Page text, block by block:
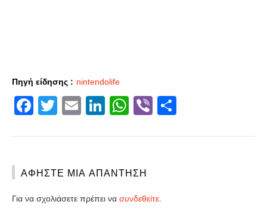
Πηγή είδησης : nintendolife
Facebook
Twitter
EmailLinkedIn
WhatsApp
Viber
ΑΦΉΣΤΕ ΜΙΑ ΑΠΆΝΤΗΣΗ
Για να σχολιάσετε πρέπει να συνδεθείτε